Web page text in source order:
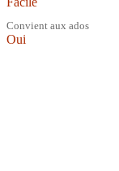
Convient aux ados
Oui